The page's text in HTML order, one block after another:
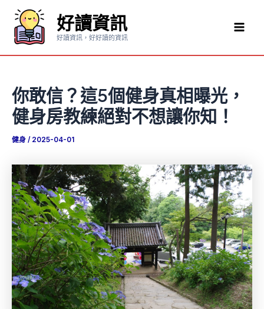
要
好讀資訊
好讀資訊，好好讀的資訊
你敢信？這5個健身真相曝光，
健身房教練絕對不想讓你知！
健身 / 2025-04-01